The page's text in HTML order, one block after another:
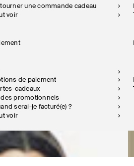
une commande cadeau
voir
de paiement
cadeaux
promotionnels
serai-je facturé(e) ?
voir